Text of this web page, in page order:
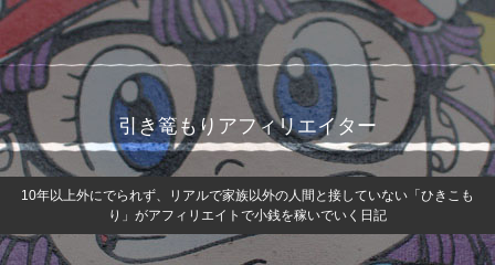
引き篭もりアフィリエイター
10年以上外にでられず、リアルで家族以外の人間と接していない「ひきこも
り」がアフィリエイトで小銭を稼いでいく日記